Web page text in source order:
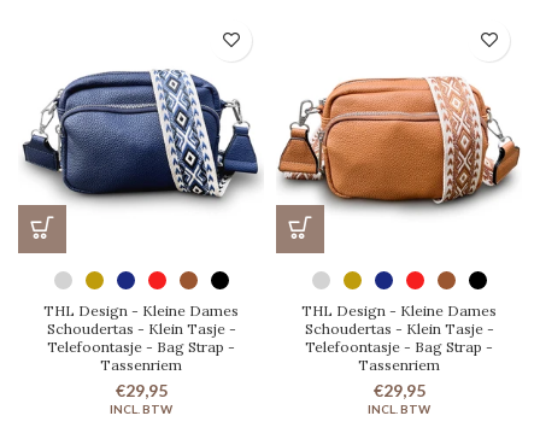
THL Design - Kleine Dames
Schoudertas - Klein Tasje -
Telefoontasje - Bag Strap -
Tassenriem
€29,95
THL Design - Kleine Dames
Schoudertas - Klein Tasje -
Telefoontasje - Bag Strap -
Tassenriem
€29,95